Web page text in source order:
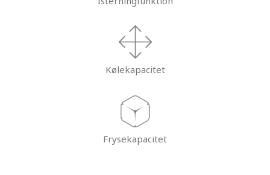
Kølekapacitet
Frysekapacitet